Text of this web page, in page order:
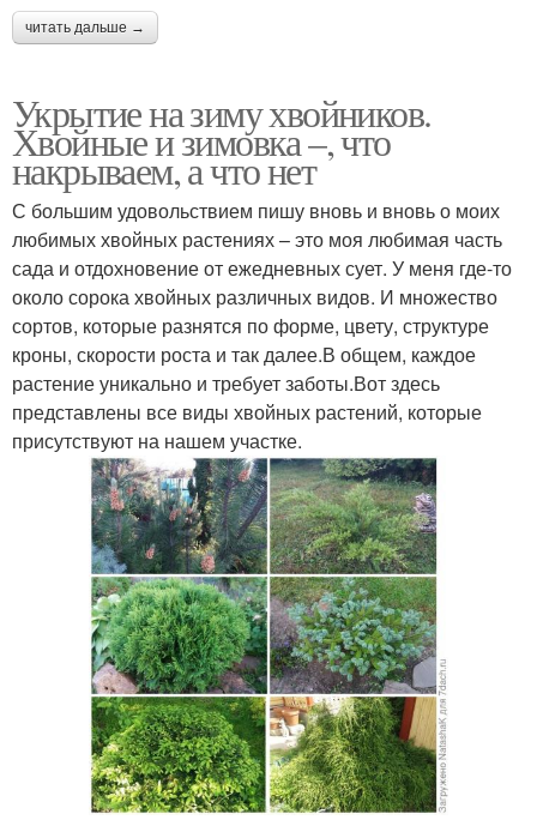
читать дальше →
Укрытие на зиму хвойников.
Хвойные и зимовка –, что
накрываем, а что нет
С большим удовольствием пишу вновь и вновь о моих
любимых хвойных растениях – это моя любимая часть
сада и отдохновение от ежедневных сует. У меня где-то
около сорока хвойных различных видов. И множество
сортов, которые разнятся по форме, цвету, структуре
кроны, скорости роста и так далее.В общем, каждое
растение уникально и требует заботы.Вот здесь
представлены все виды хвойных растений, которые
присутствуют на нашем участке.